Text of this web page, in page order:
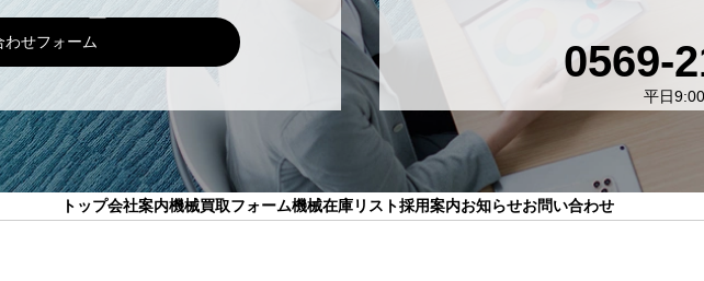
わせフォーム 0569-
平日
トップ会社案内機械買取フォーム機械在庫リスト採用案内お知らせお問い合わせ